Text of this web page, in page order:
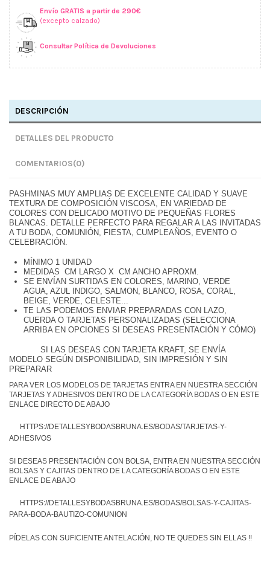
Envío GRATIS a partir de 290€
(excepto calzado)
Consultar Política de Devoluciones
DESCRIPCIÓN
DETALLES DEL PRODUCTO
COMENTARIOS(0)
PASHMINAS MUY AMPLIAS DE EXCELENTE CALIDAD Y SUAVE
TEXTURA DE COMPOSICIÓN VISCOSA, EN VARIEDAD DE
COLORES CON DELICADO MOTIVO DE PEQUEÑAS FLORES
BLANCAS. DETALLE PERFECTO PARA REGALAR A LAS INVITADAS
A TU BODA, COMUNIÓN, FIESTA, CUMPLEAÑOS, EVENTO O
CELEBRACIÓN.
MÍNIMO 1 UNIDAD
MEDIDAS CM LARGO X CM ANCHO APROXM.
SE ENVÍAN SURTIDAS EN COLORES, MARINO, VERDE
AGUA, AZUL INDIGO, SALMON, BLANCO, ROSA, CORAL,
BEIGE, VERDE, CELESTE...
TE LAS PODEMOS ENVIAR PREPARADAS CON LAZO,
CUERDA O TARJETAS PERSONALIZADAS (SELECCIONA
ARRIBA EN OPCIONES SI DESEAS PRESENTACIÓN Y CÓMO)
SI LAS DESEAS CON TARJETA KRAFT, SE ENVÍA
MODELO SEGÚN DISPONIBILIDAD, SIN IMPRESIÓN Y SIN
PREPARAR
PARA VER LOS MODELOS DE TARJETAS ENTRA EN NUESTRA SECCIÓN
TARJETAS Y ADHESIVOS DENTRO DE LA CATEGORÍA BODAS O EN ESTE
ENLACE DIRECTO DE ABAJO
HTTPS://DETALLESYBODASBRUNA.ES/BODAS/TARJETAS-Y-
ADHESIVOS
SI DESEAS PRESENTACIÓN CON BOLSA, ENTRA EN NUESTRA SECCIÓN
BOLSAS Y CAJITAS DENTRO DE LA CATEGORÍA BODAS O EN ESTE
ENLACE DE ABAJO
HTTPS://DETALLESYBODASBRUNA.ES/BODAS/BOLSAS-Y-CAJITAS-
PARA-BODA-BAUTIZO-COMUNION
PÍDELAS CON SUFICIENTE ANTELACIÓN, NO TE QUEDES SIN ELLAS !!